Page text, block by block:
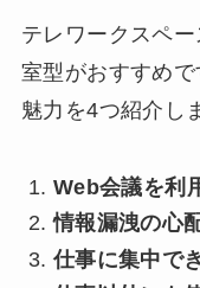
テレワークスペ
室型がおすすめ
魅力を4つ紹介し
Web会議を利
情報漏洩の心
仕事に集中で